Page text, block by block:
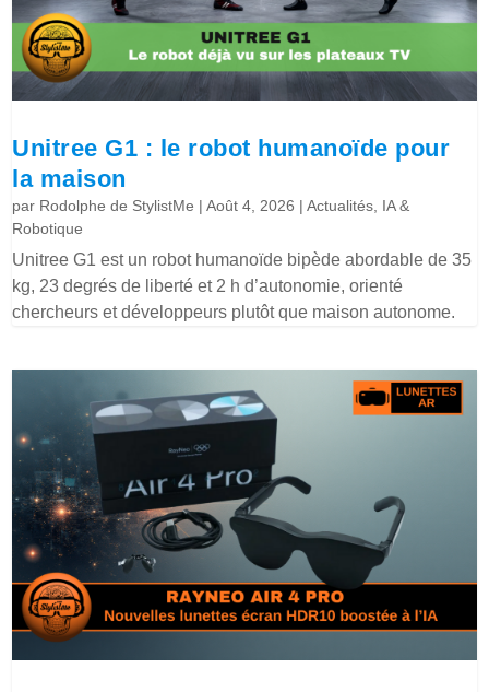
Unitree G1 : le robot humanoïde pour
la maison
par Rodolphe de StylistMe |Août 4, 2026 |Actualités IA &
Robotique
Unitree G1 est un robot humanoïde bipède abordable de 35
kg, 23 degrés de liberté et 2 h d’autonomie, orienté
chercheurs et développeurs plutôt que maison autonome.